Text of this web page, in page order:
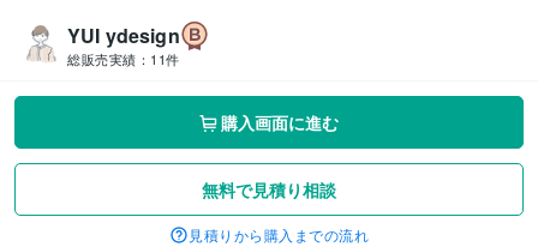
YUI ydesign
総販売実績： 11件
購入画面に進む
無料で見積り相談
見積りから購入までの流れ